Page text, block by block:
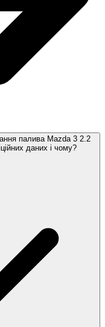
палива Mazda 3 2.2
даних і чому?